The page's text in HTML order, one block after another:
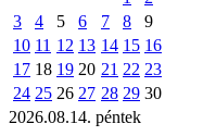
3
4 5 6 7 8
9
10 11 12 13 14 15 16
17 18 19 20 21 22 23
24 25 26 27 28 29 30
2026.08.14. péntek